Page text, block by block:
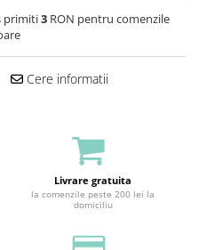
primiti3RON pentru comenzile
Cere informatii
Livrare gratuita
la comenzile peste 200 lei la
domiciliu